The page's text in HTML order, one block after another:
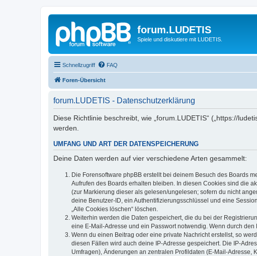
forum.LUDETIS
Spiele und diskutiere mit LUDETIS.
Schnellzugriff FAQ
Foren-Übersicht
forum.LUDETIS - Datenschutzerklärung
Diese Richtlinie beschreibt, wie „forum.LUDETIS“ („https://
werden.
UMFANG UND ART DER DATENSPEICHERUNG
Deine Daten werden auf vier verschiedene Arten gesammelt:
Die Forensoftware phpBB erstellt bei deinem Besuch des Boards
Aufrufen des Boards erhalten bleiben. In diesen Cookies sind die
(zur Markierung dieser als gelesen/ungelesen; sofern du nicht
deine Benutzer-ID, ein Authentifizierungsschlüssel und eine
„Alle Cookies löschen“ löschen.
Weiterhin werden die Daten gespeichert, die du bei der
eine E-Mail-Adresse und ein Passwort notwendig. Wenn durch
Wenn du einen Beitrag oder eine private Nachricht erstellst, so
diesen Fällen wird auch deine IP-Adresse gespeichert. Die IP-
Umfragen), Änderungen an zentralen Profildaten (E-Mail-